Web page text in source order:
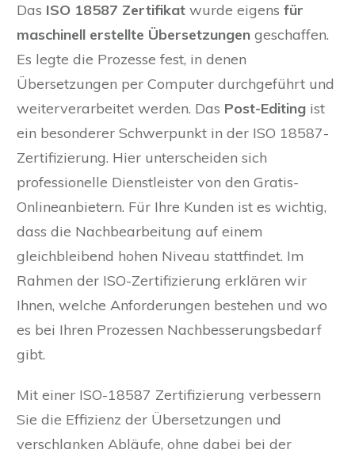
Das ISO 18587 Zertifikat wurde eigens für
maschinell erstellte Übersetzungen geschaffen.
Es legte die Prozesse fest, in denen
Übersetzungen per Computer durchgeführt und
weiterverarbeitet werden. Das Post-Editing ist
ein besonderer Schwerpunkt in der ISO 18587-
Zertifizierung. Hier unterscheiden sich
professionelle Dienstleister von den Gratis-
Onlineanbietern. Für Ihre Kunden ist es wichtig,
dass die Nachbearbeitung auf einem
gleichbleibend hohen Niveau stattfindet. Im
Rahmen der ISO-Zertifizierung erklären wir
Ihnen, welche Anforderungen bestehen und wo
es bei Ihren Prozessen Nachbesserungsbedarf
gibt.
Mit einer ISO-18587 Zertifizierung verbessern
Sie die Effizienz der Übersetzungen und
verschlanken Abläufe, ohne dabei bei der